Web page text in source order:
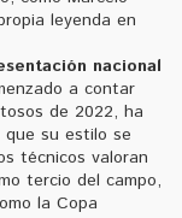
leyenda en
nacional
a contar
de 2022, ha
su estilo se
técnicos valoran
tercio del campo,
la Copa